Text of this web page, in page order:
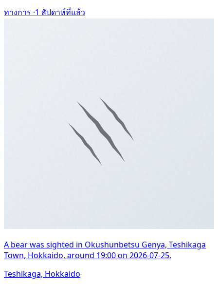
ทางการ ·1 สัปดาห์ที่แล้ว
A bear was sighted in Okushunbetsu Genya, Teshikaga
Town, Hokkaido, around 19:00 on 2026-07-25.
Teshikaga, Hokkaido